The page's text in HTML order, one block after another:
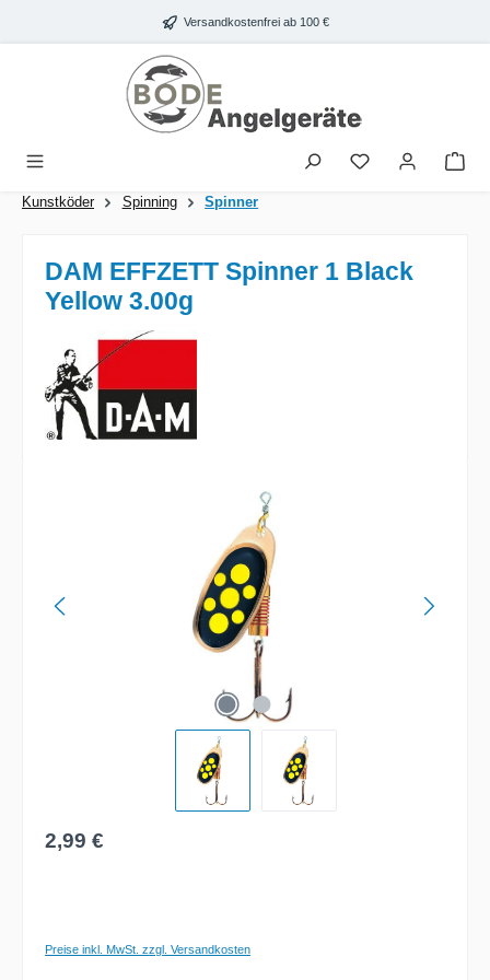
Zum Hauptinhalt springen Versandkostenfrei ab 100 €
Kunstköder Spinning Spinner
DAM EFFZETT Spinner 1 Black
Yellow 3.00g
Regulärer Preis:
2,99 €
Preise inkl. MwSt. zzgl. Versandkosten